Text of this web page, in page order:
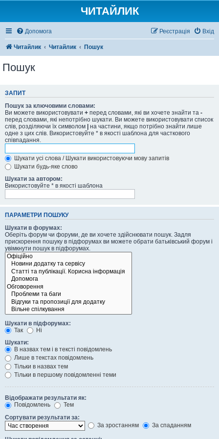
ЧИТАЙЛИК
Допомога Вхід
Реєстрація
Читайлик Читайлик Пошук
Пошук
ЗАПИТ
Пошук за ключовими словами:
Ви можете використовувати + перед словами, які ви хочете знайти та -
перед словами, які непотрібно шукати. Ви можете використовувати список
слів, розділяючи їх символом | на частини, якщо потрібно знайти лише
одне з цих слів. Використовуйте * в якості шаблона для часткового
співпадання.
Шукати усі слова / Шукати використовуючи мову запитів
Шукати будь-яке слово
Шукати за автором:
Використовуйте * в якості шаблона
ПАРАМЕТРИ ПОШУКУ
Шукати в форумах:
Оберіть форум чи форуми, де ви хочете здійснювати пошук. Задля
прискорення пошуку в підфорумах ви можете обрати батьківський форум і
увімкнути пошук в підфорумах.
Шукати в підфорумах:
Так
Ні
Шукати:
В назвах тем і в тексті повідомлень
Лише в текстах повідомлень
Тільки в назвах тем
Тільки в першому повідомленні теми
Відображати результати як:
Повідомлень
Тем
Сортувати результати за:
За зростанням
За спаданням